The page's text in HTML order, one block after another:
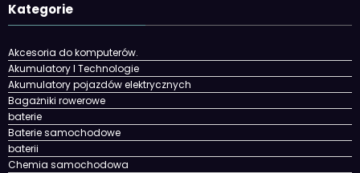
Kategorie
Akcesoria do komputerów.
Akumulatory I Technologie
Akumulatory pojazdów elektrycznych
Bagażniki rowerowe
baterie
Baterie samochodowe
baterii
Chemia samochodowa